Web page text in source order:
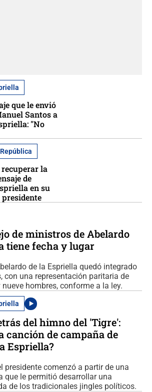
que le envió
Santos a
"No
recuperar la
de
en su
de ministros de Abelardo
tiene fecha y lugar
de la Espriella quedó integrado
con una representación paritaria de
nueve hombres, conforme a la ley.
del himno del 'Tigre':
canción de campaña de
Espriella?
presidente comenzó a partir de una
que le permitió desarrollar una
de los tradicionales jingles políticos.